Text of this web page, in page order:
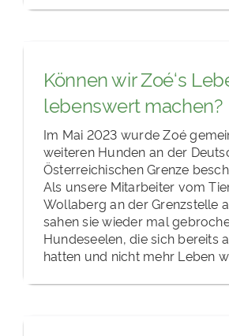
Können wir Zoé‘s
lebenswert machen?
Im Mai 2023 wurde Zoé
weiteren Hunden an der
Österreichischen Grenze
Als unsere Mitarbeiter vom
Wollaberg an der Grenzstelle
sahen sie wieder mal
Hundeseelen, die sich bereits
hatten und nicht mehr Leben